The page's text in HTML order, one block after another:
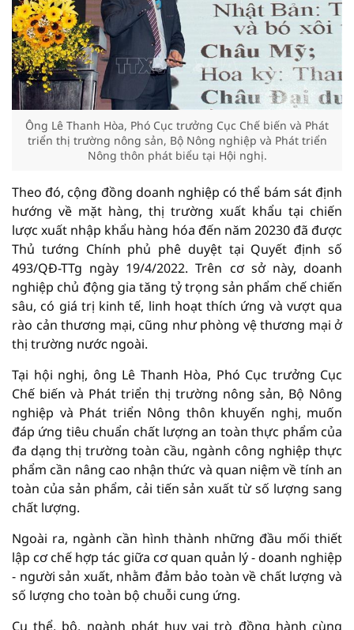
Ông Lê Thanh Hòa, Phó Cục trưởng Cục Chế biến và Phát
triển thị trường nông sản, Bộ Nông nghiệp và Phát triển
Nông thôn phát biểu tại Hội nghị.
Theo đó, cộng đồng doanh nghiệp có thể bám sát định
hướng về mặt hàng, thị trường xuất khẩu tại chiến
lược xuất nhập khẩu hàng hóa đến năm 20230 đã được
Thủ tướng Chính phủ phê duyệt tại Quyết định số
493/QĐ-TTg ngày 19/4/2022. Trên cơ sở này, doanh
nghiệp chủ động gia tăng tỷ trọng sản phẩm chế chiến
sâu, có giá trị kinh tế, linh hoạt thích ứng và vượt qua
rào cản thương mại, cũng như phòng vệ thương mại ở
thị trường nước ngoài.
Tại hội nghị, ông Lê Thanh Hòa, Phó Cục trưởng Cục
Chế biến và Phát triển thị trường nông sản, Bộ Nông
nghiệp và Phát triển Nông thôn khuyến nghị, muốn
đáp ứng tiêu chuẩn chất lượng an toàn thực phẩm của
đa dạng thị trường toàn cầu, ngành công nghiệp thực
phẩm cần nâng cao nhận thức và quan niệm về tính an
toàn của sản phẩm, cải tiến sản xuất từ số lượng sang
chất lượng.
Ngoài ra, ngành cần hình thành những đầu mối thiết
lập cơ chế hợp tác giữa cơ quan quản lý - doanh nghiệp
- người sản xuất, nhằm đảm bảo toàn về chất lượng và
số lượng cho toàn bộ chuỗi cung ứng.
Cụ thể, bộ, ngành phát huy vai trò đồng hành cùng